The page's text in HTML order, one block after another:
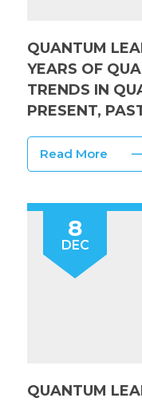
QUANTUM
YEARS OF
TRENDS IN
PRESENT,
Read More
8
DEC
QUANTUM